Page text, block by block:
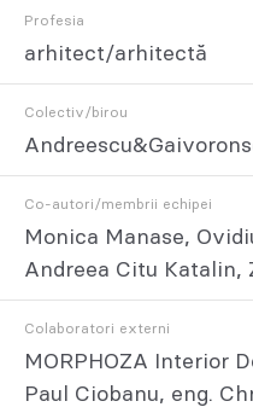
Profesia
arhitect/arhitectă
Colectiv/birou
Co-autori/membrii echipei
Monica Manase,
Andreea Citu Katalin,
Colaboratori externi
MORPHOZA Interior
Paul Ciobanu, eng.